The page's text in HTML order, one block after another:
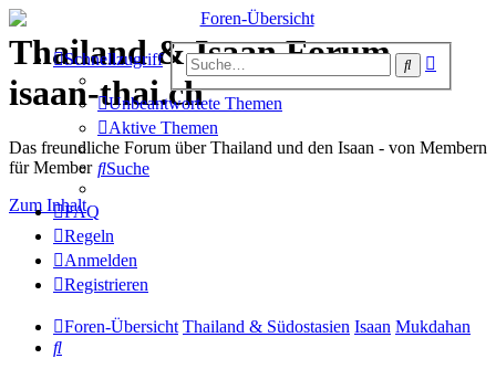
Suche
Thailand & Isaan Forum -
isaan-thai.ch
Das freundliche Forum über Thailand und den Isaan - von Membern
für Member
Zum Inhalt
Schnellzugriff
Unbeantwortete Themen
Aktive Themen
Suche
FAQ
Regeln
Anmelden
Registrieren
Foren-Übersicht Thailand & Südostasien Isaan Mukdahan
Suche